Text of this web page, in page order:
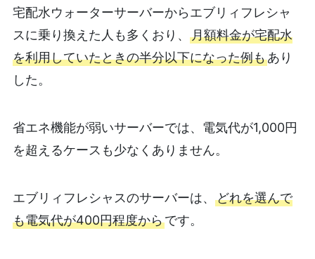
宅配水ウォーターサーバーからエブリィフレシャ
スに乗り換えた人も多くおり、 月額料金が宅配水
を利用していたときの半分以下になった例もあり
した。
省エネ機能が弱いサーバーでは、電気代が1,000円
を超えるケースも少なくありません。
エブリィフレシャスのサーバーは、 どれを選んで
も電気代が400円程度からです。